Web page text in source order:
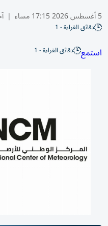
5 أغسطس 2026 17:15 مساء |
دقائق القراءة - 1
استمع دقائق القراءة - 1